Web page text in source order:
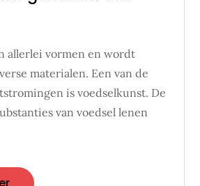
allerlei vormen en wordt
materialen. Een van de
is voedselkunst. De
van voedsel lenen